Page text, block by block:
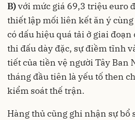
B)với mức giá 69,3 triệu euro
thiết lập mối liên kết ăn ý cùng
có dấu hiệu quá tải ở giai
thi đấu dày đặc, sự điềm tĩnh
tiết của tiền vệ người Tây Ban
tháng đầu tiên là yếu tố then
kiểm soát thế trận.
Hàng thủ cũng ghi nhận sự bổ